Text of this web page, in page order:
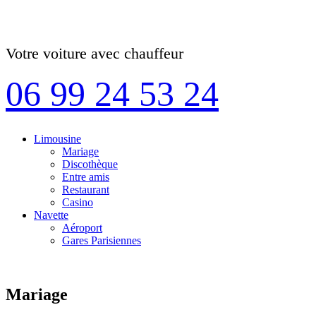
Votre voiture avec chauffeur
06 99 24 53 24
Limousine
Mariage
Discothèque
Entre amis
Restaurant
Casino
Navette
Aéroport
Gares Parisiennes
Mariage